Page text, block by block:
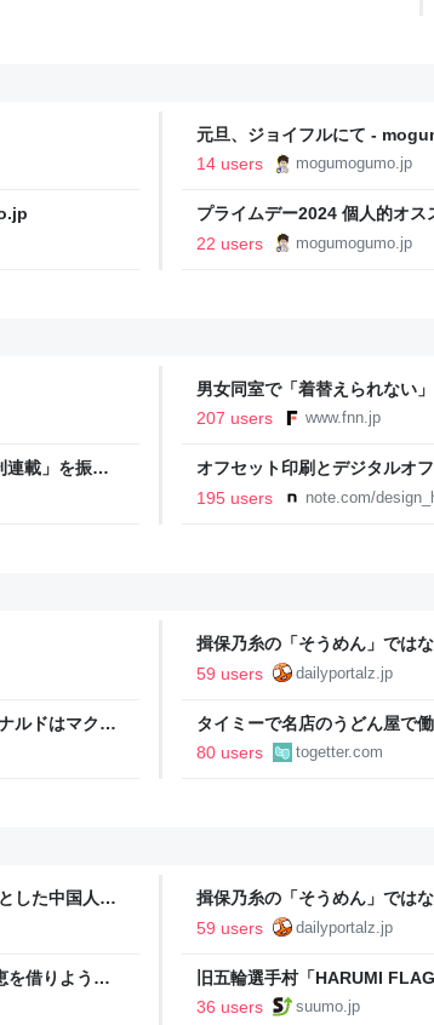
元旦、ジョイフルにて -
14 users
mogumogumo.jp
プライムデー2024 個人的オ
22 users
mogumogumo.jp
男女同室で「着替えられない
「標準化されていない」 令和
207 users www.fnn.jp
連載」を振り
舞台裏 | 日刊
オフセット印刷とデジタルオ
と。｜デザインのひきだし
195 users note.com/
揖保乃糸の「そうめん」では
59 users
dailyportalz.jp
ルドはマクド
タイミーで名店のうどん屋で
で一皿洗えねーと金払わねー
で囁かれた話
80 users togetter.com
した中国人ら
揖保乃糸の「そうめん」では
59 users
dailyportalz.jp
を借りようと
旧五輪選手村「HARUMI
ルで挑む、盆踊り2万人集客
36 users suumo.jp